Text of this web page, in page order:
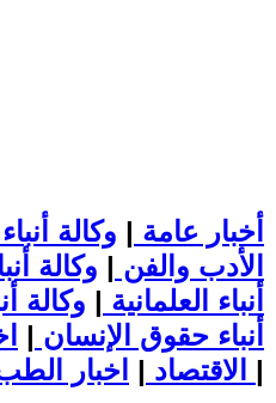
أخبار عامة | وكالة
الأدب والفن | وكالة
أنباء العلمانية | وكالة
أنباء حقوق الإنسان |
الاقتصاد | |